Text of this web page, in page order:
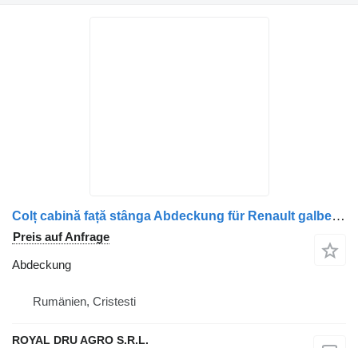
Colț cabină față stânga Abdeckung für Renault galben 5010353331 5010353358 LKW
Preis auf Anfrage
Abdeckung
Rumänien, Cristesti
ROYAL DRU AGRO S.R.L.